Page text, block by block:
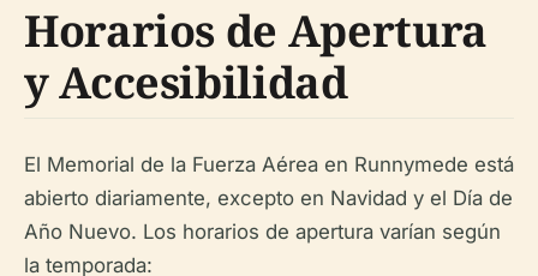
Horarios de Apertura
y Accesibilidad
El Memorial de la Fuerza Aérea en Runnymede está
abierto diariamente, excepto en Navidad y el Día de
Año Nuevo. Los horarios de apertura varían según
la temporada: